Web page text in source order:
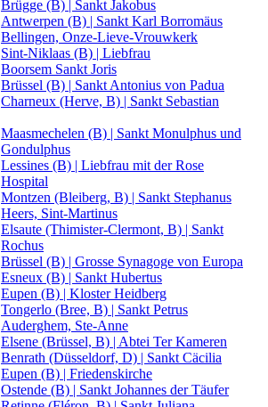
Brügge (B) | Sankt Jakobus
Antwerpen (B) | Sankt Karl Borromäus
Bellingen, Onze-Lieve-Vrouwkerk
Sint-Niklaas (B) | Liebfrau
Boorsem Sankt Joris
Brüssel (B) | Sankt Antonius von Padua
Charneux (Herve, B) | Sankt Sebastian
Maasmechelen (B) | Sankt Monulphus und
Gondulphus
Lessines (B) | Liebfrau mit der Rose
Hospital
Montzen (Bleiberg, B) | Sankt Stephanus
Heers, Sint-Martinus
Elsaute (Thimister-Clermont, B) | Sankt
Rochus
Brüssel (B) | Grosse Synagoge von Europa
Esneux (B) | Sankt Hubertus
Eupen (B) | Kloster Heidberg
Tongerlo (Bree, B) | Sankt Petrus
Auderghem, Ste-Anne
Elsene (Brüssel, B) | Abtei Ter Kameren
Benrath (Düsseldorf, D) | Sankt Cäcilia
Eupen (B) | Friedenskirche
Ostende (B) | Sankt Johannes der Täufer